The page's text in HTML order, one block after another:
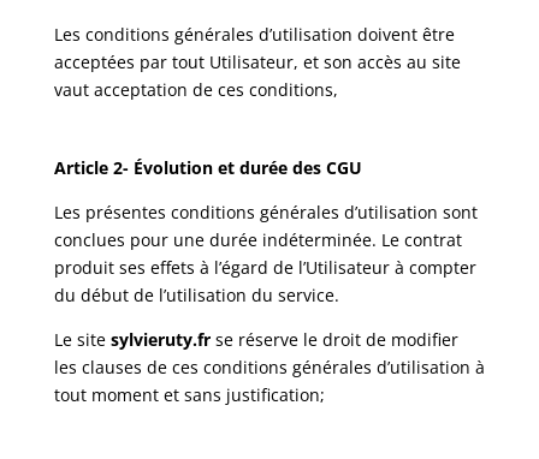
Les conditions générales d’utilisation doivent être
acceptées par tout Utilisateur, et son accès au site
vaut acceptation de ces conditions,
Article 2- Évolution et durée des CGU
Les présentes conditions générales d’utilisation sont
conclues pour une durée indéterminée. Le contrat
produit ses effets à l’égard de l’Utilisateur à compter
du début de l’utilisation du service.
Le site sylvieruty.fr se réserve le droit de modifier
les clauses de ces conditions générales d’utilisation à
tout moment et sans justification;